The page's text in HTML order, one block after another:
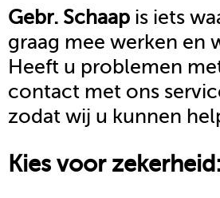
Gebr. Schaap is iets
graag mee werken en
Heeft u problemen
contact met ons
zodat wij u kunnen
Kies voor zekerheid: